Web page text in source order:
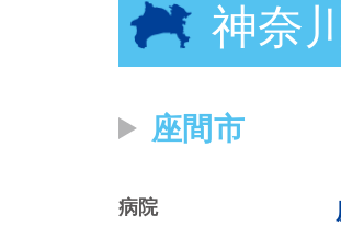
神奈
座間市
病院